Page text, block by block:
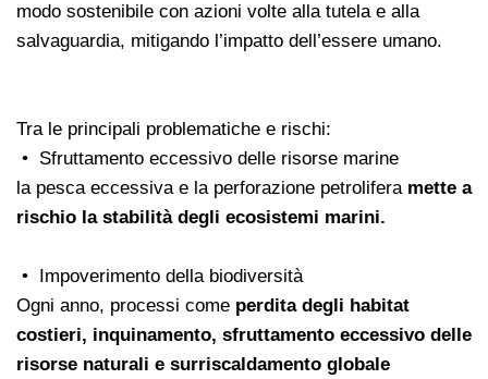
modo sostenibile con azioni volte alla tutela e alla
salvaguardia, mitigando l’impatto dell’essere umano.
Tra le principali problematiche e rischi:
• Sfruttamento eccessivo delle risorse marine
la pesca eccessiva e la perforazione petrolifera mette a
rischio la stabilità degli ecosistemi marini.
• Impoverimento della biodiversità
Ogni anno, processi come perdita degli habitat
costieri, inquinamento, sfruttamento eccessivo delle
risorse naturali e surriscaldamento globale